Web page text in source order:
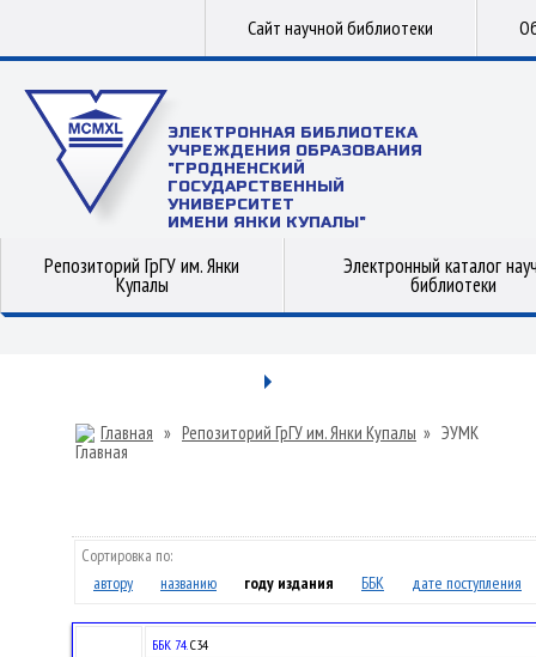
Сайт научной библиотеки
ЭЛЕКТРОННАЯ БИБЛИОТЕКА
УЧРЕЖДЕНИЯ ОБРАЗОВАНИЯ
"ГРОДНЕНСКИЙ
ГОСУДАРСТВЕННЫЙ
УНИВЕРСИТЕТ
ИМЕНИ ЯНКИ КУПАЛЫ"
Репозиторий ГрГУ им. Янки
Купалы
Электронный каталог
библиотеки
Главная » Репозиторий ГрГУ им. Янки Купалы » ЭУМК
Сортировка по:
автору
названию году издания ББК дате поступления
ББК 74.С34